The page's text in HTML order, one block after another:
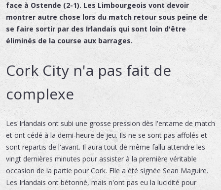
face à Ostende (2-1). Les Limbourgeois vont devoir
montrer autre chose lors du match retour sous peine de
se faire sortir par des Irlandais qui sont loin d'être
éliminés de la course aux barrages.
Cork City n'a pas fait de
complexe
Les Irlandais ont subi une grosse pression dès l'entame de match
et ont cédé à la demi-heure de jeu. Ils ne se sont pas affolés et
sont repartis de l'avant. Il aura tout de même fallu attendre les
vingt dernières minutes pour assister à la première véritable
occasion de la partie pour Cork. Elle a été signée Sean Maguire.
Les Irlandais ont bétonné, mais n'ont pas eu la lucidité pour